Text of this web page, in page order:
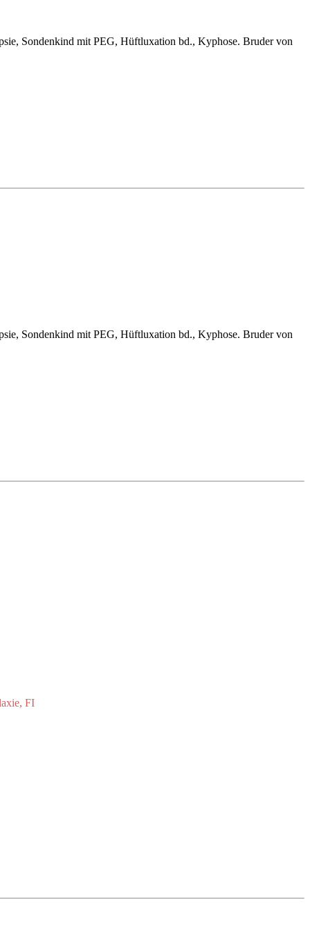
Sondenkind mit PEG, Hüftluxation bd., Kyphose. Bruder von
Sondenkind mit PEG, Hüftluxation bd., Kyphose. Bruder von
FI